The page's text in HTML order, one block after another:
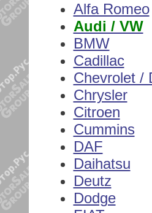
Alfa Romeo
Audi / VW
BMW
Cadillac
Chevrolet /
Chrysler
Citroen
Cummins
DAF
Daihatsu
Deutz
Dodge